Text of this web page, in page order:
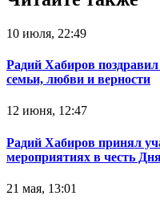
10 июля, 22:49
Радий Хабиров
семьи, любви и верности
12 июня, 12:47
Радий Хабиров принял
мероприятиях в честь
21 мая, 13:01